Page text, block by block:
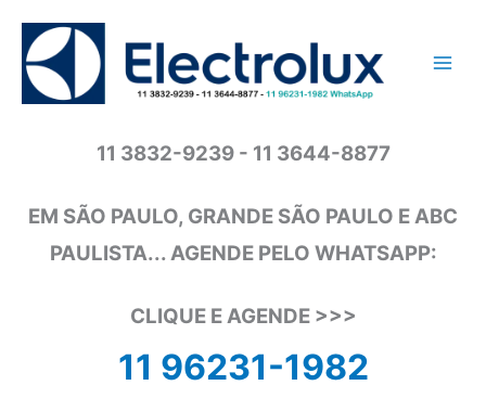
conteúdo
11 3832-9239 - 11 3644-8877
EM SÃO PAULO, GRANDE SÃO PAULO E ABC
PAULISTA... AGENDE PELO WHATSAPP:
CLIQUE E AGENDE >>>
11 96231-1982